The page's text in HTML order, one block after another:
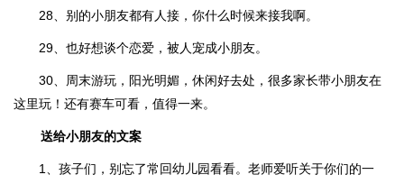
28、别的小朋友都有人接，你什么时候来接我啊。
29、也好想谈个恋爱，被人宠成小朋友。
30、周末游玩，阳光明媚，休闲好去处，很多家长带小朋友在
这里玩！还有赛车可看，值得一来。
送给小朋友的文案
1、孩子们，别忘了常回幼儿园看看。老师爱听关于你们的一